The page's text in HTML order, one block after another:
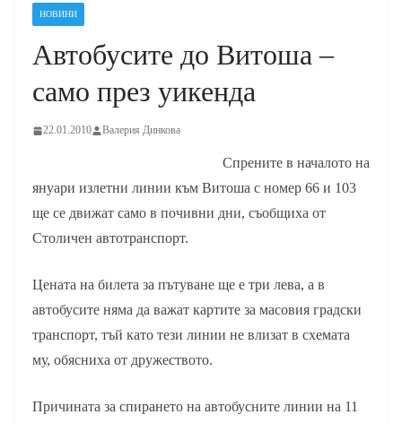
НОВИНИ
Автобусите до Витоша –
само през уикенда
22.01.2010 Валерия Динкова
Спрените в началото на
януари излетни линии към Витоша с номер 66 и 103
ще се движат само в почивни дни, съобщиха от
Столичен автотранспорт.
Цената на билета за пътуване ще е три лева, а в
автобусите няма да важат картите за масовия градски
транспорт, тъй като тези линии не влизат в схемата
му, обясниха от дружеството.
Причината за спирането на автобусните линии на 11